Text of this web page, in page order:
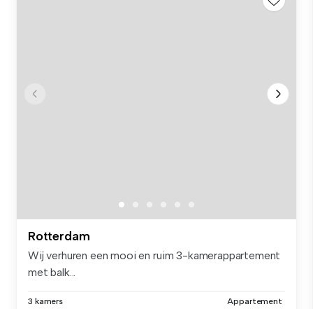
Rotterdam
Wij verhuren een mooi en ruim 3-kamerappartement
met balk...
3 kamers Appartement